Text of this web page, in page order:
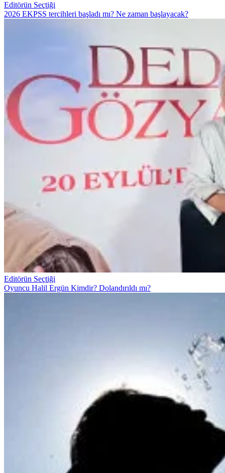
Editörün Seçtiği
2026 EKPSS tercihleri başladı mı? Ne zaman başlayacak?
Editörün Seçtiği
Oyuncu Halil Ergün Kimdir? Dolandırıldı mı?